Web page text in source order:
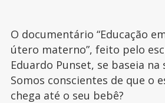
O documentário “Educação
útero materno”, feito pelo
Eduardo Punset, se baseia
Somos conscientes de que o
chega até o seu bebê?